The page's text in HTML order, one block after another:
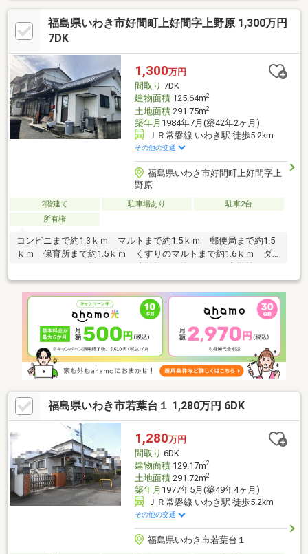
福島県いわき市好間町上好間字上野原 1,300万円
7DK
1,300万円
間取り 7DK
建物面積125.64m2
土地面積291.75m2
築年月 1984年7月(築42年2ヶ月)
ＪＲ常磐線 いわき駅 徒歩5.2km
その他の交通
福島県いわき市好間町上好間字上
野原
2階建て 駐車場あり
駐車2台
所有権
コンビニまで約1.3ｋｍ マルトまで約1.5ｋｍ 郵便局まで約1.5
ｋｍ 保育所まで約1.5ｋｍ くすりのマルトまで約1.6ｋｍ ダ
約2.6ｋｍ ※埋蔵文化財包蔵地 ※再建築の際は要セットバック
福島県いわき市若葉台１ 1,280万円 6DK
1,280万円
間取り 6DK
建物面積129.17m2
土地面積291.72m2
築年月 1977年5月(築49年4ヶ月)
ＪＲ常磐線 いわき駅 徒歩5.2km
その他の交通
福島県いわき市若葉台１